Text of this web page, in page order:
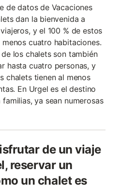
de datos de Vacaciones
dan la bienvenida a
y el 100 % de estos
cuatro habitaciones.
los chalets son también
hasta cuatro personas, y
chalets tienen al menos
En Urgel es el destino
ya sean numerosas
de un viaje
reservar un
un chalet es